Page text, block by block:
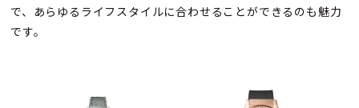
で、あらゆるライフスタイルに合わせることができるのも魅力
です。